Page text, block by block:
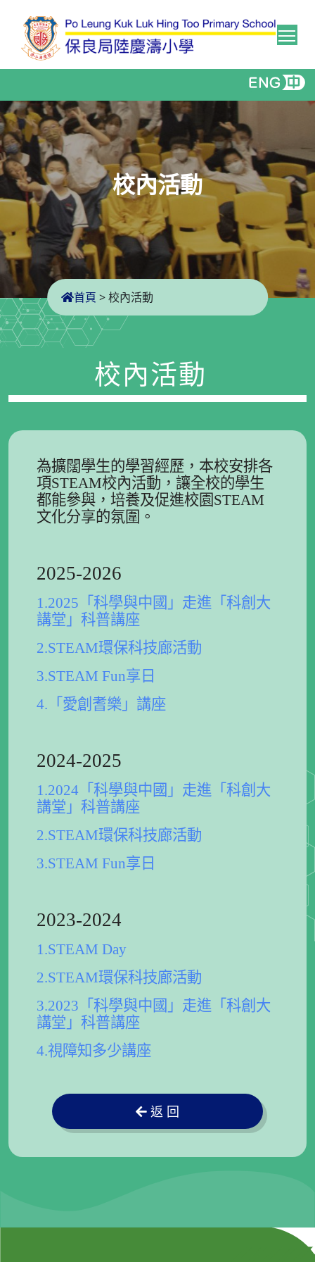
校內活動
首頁 >校內活動
校內活動
為擴闊學生的學習經歷，本校安排各
項STEAM校內活動，讓全校的學生
都能參與，培養及促進校園STEAM
文化分享的氛圍。
2025-2026
1.2025「科學與中國」走進「科創大
講堂」科普講座
2.STEAM環保科技廊活動
3.STEAM Fun享日
4.「愛創耆樂」講座
2024-2025
1.2024「科學與中國」走進「科創大
講堂」科普講座
2.STEAM環保科技廊活動
3.STEAM Fun享日
2023-2024
1.STEAM Day
2.STEAM環保科技廊活動
3.2023「科學與中國」走進「科創大
講堂」科普講座
4.視障知多少講座
返 回